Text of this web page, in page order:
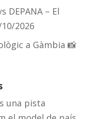
DEPANA – El
2026
a Gàmbia 📸
una pista